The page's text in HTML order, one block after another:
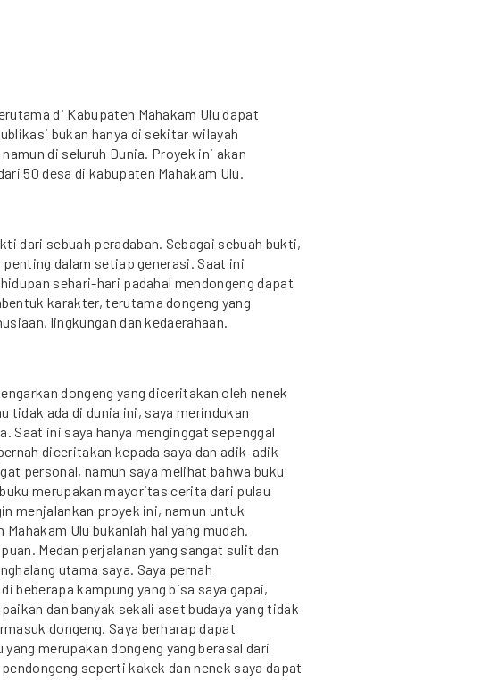
di Kabupaten Mahakam Ulu dapat
bukan hanya di sekitar wilayah
di seluruh Dunia. Proyek ini akan
50 desa di kabupaten Mahakam Ulu.
dari sebuah peradaban. Sebagai sebuah bukti,
dalam setiap generasi. Saat ini
sehari-hari padahal mendongeng dapat
karakter, terutama dongeng yang
lingkungan dan kedaerahaan.
dongeng yang diceritakan oleh nenek
tidak ada di dunia ini, saya merindukan
Saat ini saya hanya menginggat sepenggal
diceritakan kepada saya dan adik-adik
personal, namun saya melihat bahwa buku
merupakan mayoritas cerita dari pulau
menjalankan proyek ini, namun untuk
Ulu bukanlah hal yang mudah.
Medan perjalanan yang sangat sulit dan
utama saya. Saya pernah
beberapa kampung yang bisa saya gapai,
dan banyak sekali aset budaya yang tidak
dongeng. Saya berharap dapat
merupakan dongeng yang berasal dari
seperti kakek dan nenek saya dapat